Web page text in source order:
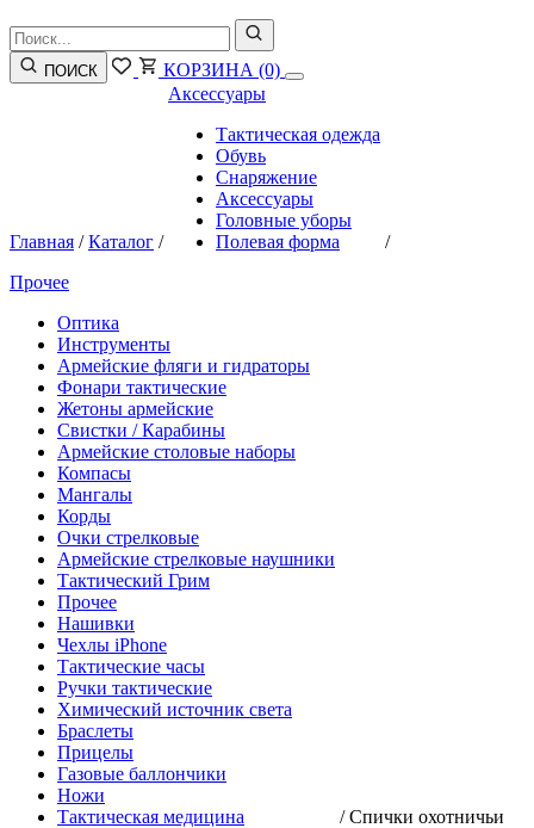
ПОИСК КОРЗИНА (0)
Главная /Каталог /
Аксессуары
Тактическая одежда
Обувь
Снаряжение
Аксессуары
Головные уборы
Полевая форма
/
Прочее
Оптика
Инструменты
Армейские фляги и гидраторы
Фонари тактические
Жетоны армейские
Свистки / Карабины
Армейские столовые наборы
Компасы
Мангалы
Корды
Очки стрелковые
Армейские стрелковые наушники
Тактический Грим
Прочее
Нашивки
Чехлы iPhone
Тактические часы
Ручки тактические
Химический источник света
Браслеты
Прицелы
Газовые баллончики
Ножи
Тактическая медицина
/Спички охотничьи